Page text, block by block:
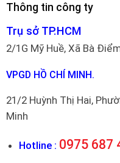
Thông tin công ty
Trụ sở TP.HCM
2/1G Mỹ Huề, Xã Bà
VPGD HỒ CHÍ MINH.
21/2 Huỳnh Thị Hai,
Minh
Hotline : 0975 687